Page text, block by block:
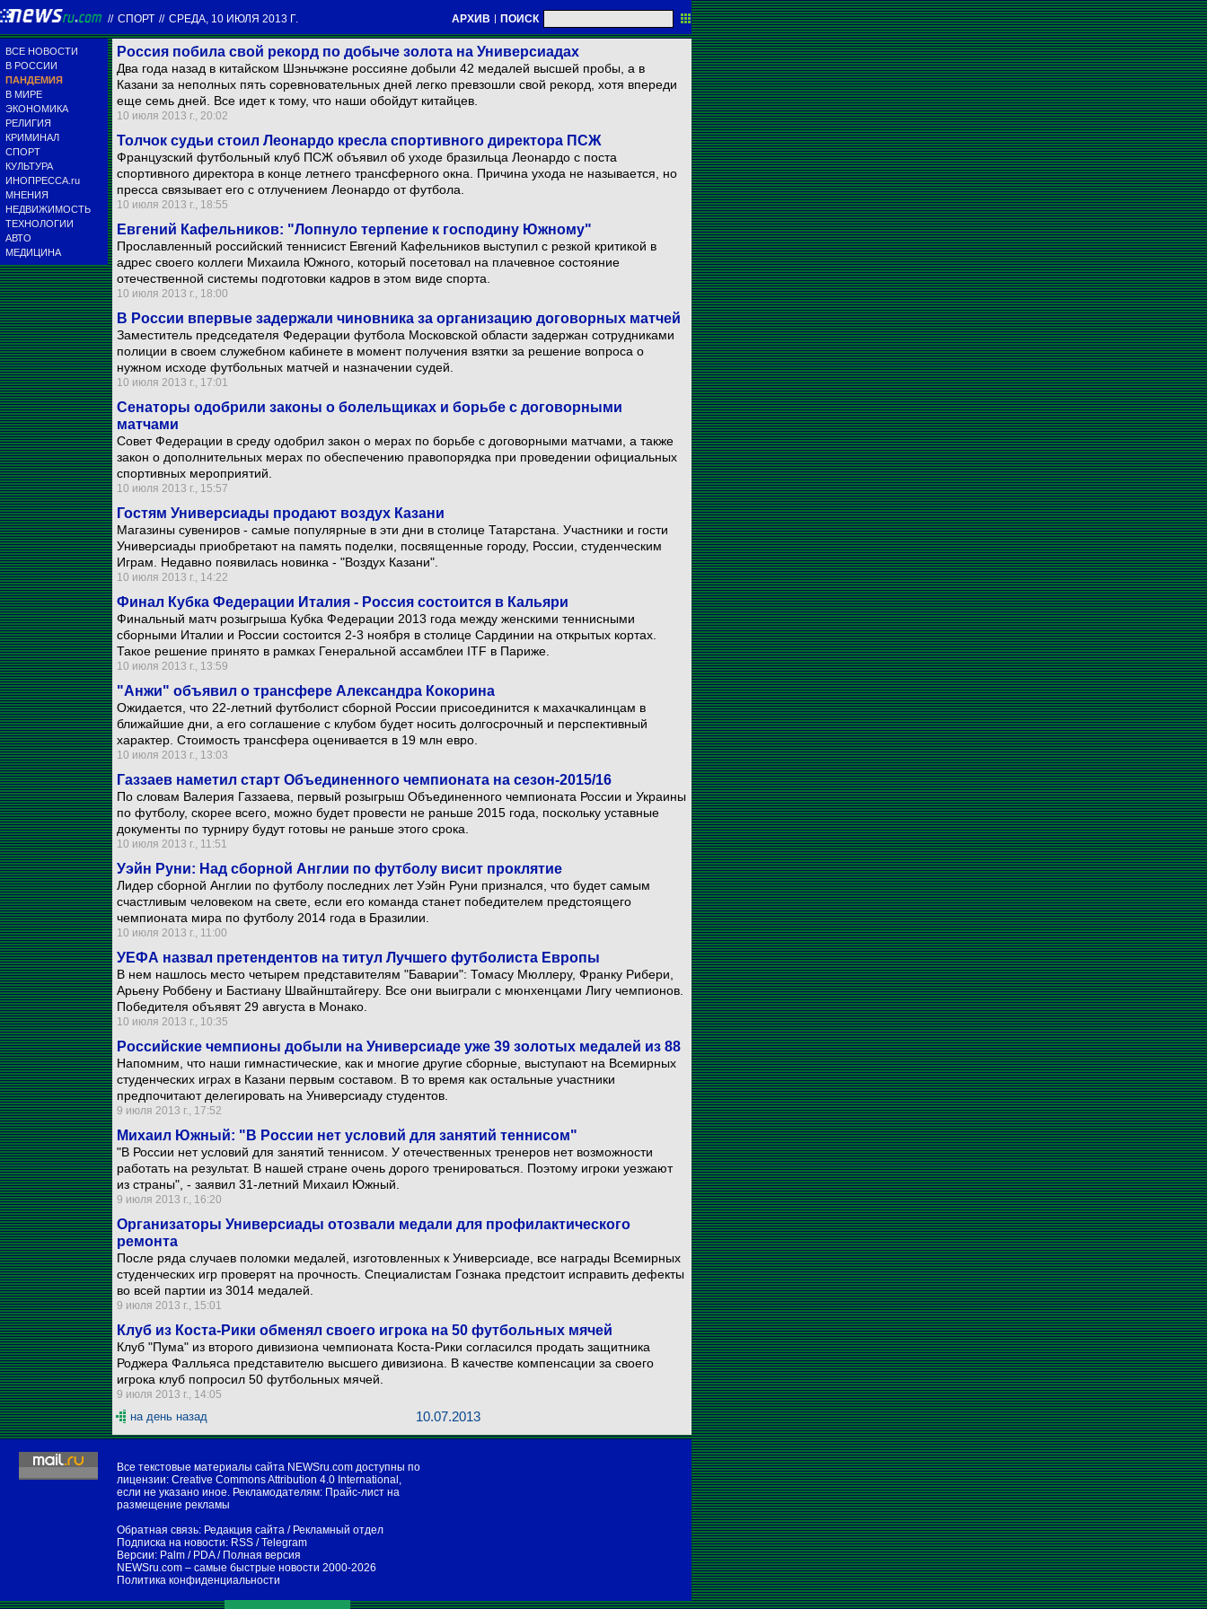
// СПОРТ // СРЕДА, 10 ИЮЛЯ 2013 Г. АРХИВ | ПОИСК
ВСЕ НОВОСТИ
В РОССИИ
ПАНДЕМИЯ
В МИРЕ
ЭКОНОМИКА
РЕЛИГИЯ
КРИМИНАЛ
СПОРТ
КУЛЬТУРА
ИНОПРЕССА.ru
МНЕНИЯ
НЕДВИЖИМОСТЬ
ТЕХНОЛОГИИ
АВТО
МЕДИЦИНА
Россия побила свой рекорд по добыче золота на Универсиадах
Два года назад в китайском Шэньчжэне россияне добыли 42 медалей высшей пробы, а в
Казани за неполных пять соревновательных дней легко превзошли свой рекорд, хотя впереди
еще семь дней. Все идет к тому, что наши обойдут китайцев.
10 июля 2013 г., 20:02
Толчок судьи стоил Леонардо кресла спортивного директора ПСЖ
Французский футбольный клуб ПСЖ объявил об уходе бразильца Леонардо с поста
спортивного директора в конце летнего трансферного окна. Причина ухода не называется, но
пресса связывает его с отлучением Леонардо от футбола.
10 июля 2013 г., 18:55
Евгений Кафельников: "Лопнуло терпение к господину Южному"
Прославленный российский теннисист Евгений Кафельников выступил с резкой критикой в
адрес своего коллеги Михаила Южного, который посетовал на плачевное состояние
отечественной системы подготовки кадров в этом виде спорта.
10 июля 2013 г., 18:00
В России впервые задержали чиновника за организацию договорных матчей
Заместитель председателя Федерации футбола Московской области задержан сотрудниками
полиции в своем служебном кабинете в момент получения взятки за решение вопроса о
нужном исходе футбольных матчей и назначении судей.
10 июля 2013 г., 17:01
Сенаторы одобрили законы о болельщиках и борьбе с договорными
матчами
Совет Федерации в среду одобрил закон о мерах по борьбе с договорными матчами, а также
закон о дополнительных мерах по обеспечению правопорядка при проведении официальных
спортивных мероприятий.
10 июля 2013 г., 15:57
Гостям Универсиады продают воздух Казани
Магазины сувениров - самые популярные в эти дни в столице Татарстана. Участники и гости
Универсиады приобретают на память поделки, посвященные городу, России, студенческим
Играм. Недавно появилась новинка - "Воздух Казани".
10 июля 2013 г., 14:22
Финал Кубка Федерации Италия - Россия состоится в Кальяри
Финальный матч розыгрыша Кубка Федерации 2013 года между женскими теннисными
сборными Италии и России состоится 2-3 ноября в столице Сардинии на открытых кортах.
Такое решение принято в рамках Генеральной ассамблеи ITF в Париже.
10 июля 2013 г., 13:59
"Анжи" объявил о трансфере Александра Кокорина
Ожидается, что 22-летний футболист сборной России присоединится к махачкалинцам в
ближайшие дни, а его соглашение с клубом будет носить долгосрочный и перспективный
характер. Стоимость трансфера оценивается в 19 млн евро.
10 июля 2013 г., 13:03
Газзаев наметил старт Объединенного чемпионата на сезон-2015/16
По словам Валерия Газзаева, первый розыгрыш Объединенного чемпионата России и Украины
по футболу, скорее всего, можно будет провести не раньше 2015 года, поскольку уставные
документы по турниру будут готовы не раньше этого срока.
10 июля 2013 г., 11:51
Уэйн Руни: Над сборной Англии по футболу висит проклятие
Лидер сборной Англии по футболу последних лет Уэйн Руни признался, что будет самым
счастливым человеком на свете, если его команда станет победителем предстоящего
чемпионата мира по футболу 2014 года в Бразилии.
10 июля 2013 г., 11:00
УЕФА назвал претендентов на титул Лучшего футболиста Европы
В нем нашлось место четырем представителям "Баварии": Томасу Мюллеру, Франку Рибери,
Арьену Роббену и Бастиану Швайнштайгеру. Все они выиграли с мюнхенцами Лигу чемпионов.
Победителя объявят 29 августа в Монако.
10 июля 2013 г., 10:35
Российские чемпионы добыли на Универсиаде уже 39 золотых медалей из 88
Напомним, что наши гимнастические, как и многие другие сборные, выступают на Всемирных
студенческих играх в Казани первым составом. В то время как остальные участники
предпочитают делегировать на Универсиаду студентов.
9 июля 2013 г., 17:52
Михаил Южный: "В России нет условий для занятий теннисом"
"В России нет условий для занятий теннисом. У отечественных тренеров нет возможности
работать на результат. В нашей стране очень дорого тренироваться. Поэтому игроки уезжают
из страны", - заявил 31-летний Михаил Южный.
9 июля 2013 г., 16:20
Организаторы Универсиады отозвали медали для профилактического
ремонта
После ряда случаев поломки медалей, изготовленных к Универсиаде, все награды Всемирных
студенческих игр проверят на прочность. Специалистам Гознака предстоит исправить дефекты
во всей партии из 3014 медалей.
9 июля 2013 г., 15:01
Клуб из Коста-Рики обменял своего игрока на 50 футбольных мячей
Клуб "Пума" из второго дивизиона чемпионата Коста-Рики согласился продать защитника
Роджера Фалльяса представителю высшего дивизиона. В качестве компенсации за своего
игрока клуб попросил 50 футбольных мячей.
9 июля 2013 г., 14:05
на день назад 10.07.2013
Все текстовые материалы сайта NEWSru.com доступны по
лицензии: Creative Commons Attribution 4.0 International ,
если не указано иное. Рекламодателям: Прайс-лист на
размещение рекламы
Обратная связь: Редакция сайта / Рекламный отдел
Подписка на новости: RSS /Telegram
Версии: Palm / PDA/ Полная версия
NEWSru.com – самые быстрые новости 2000-2026
Политика конфиденциальности